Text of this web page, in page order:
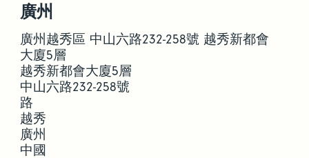
廣州
廣州越秀區 中山六路232-258號 越秀新都會
大廈5層
越秀新都會大廈5層
中山六路232-258號
路
越秀
廣州
中國